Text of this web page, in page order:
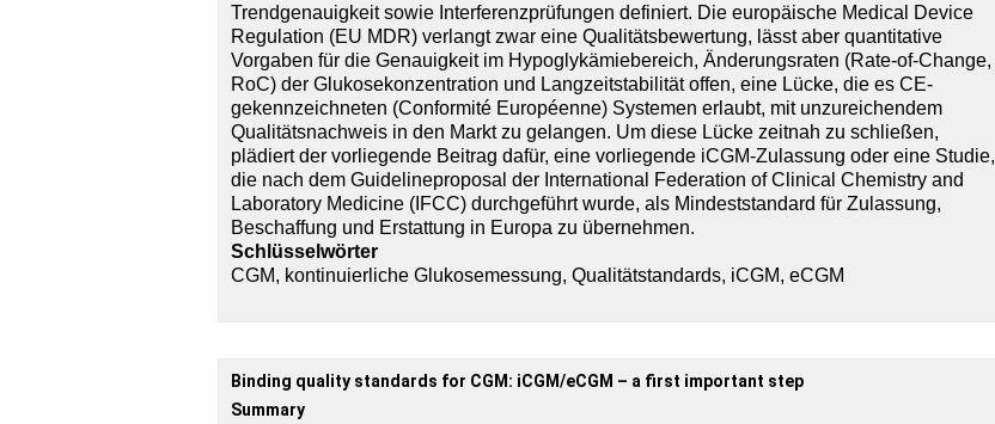
Trendgenauigkeit sowie Interferenzprüfungen definiert. Die europäische Medical Device
Regulation (EU MDR) verlangt zwar eine Qualitätsbewertung, lässt aber quantitative
Vorgaben für die Genauigkeit im Hypoglykämiebereich, Änderungsraten (Rate-of-Change,
RoC) der Glukosekonzentration und Langzeitstabilität offen, eine Lücke, die es CE-
gekennzeichneten (Conformité Européenne) Systemen erlaubt, mit unzureichendem
Qualitätsnachweis in den Markt zu gelangen. Um diese Lücke zeitnah zu schließen,
plädiert der vorliegende Beitrag dafür, eine vorliegende iCGM-Zulassung oder eine Studie,
die nach dem Guidelineproposal der International Federation of Clinical Chemistry and
Laboratory Medicine (IFCC) durchgeführt wurde, als Mindeststandard für Zulassung,
Beschaffung und Erstattung in Europa zu übernehmen.
Schlüsselwörter
CGM, kontinuierliche Glukosemessung, Qualitätstandards, iCGM, eCGM
Binding quality standards for CGM: iCGM/eCGM – a first important step
Summary